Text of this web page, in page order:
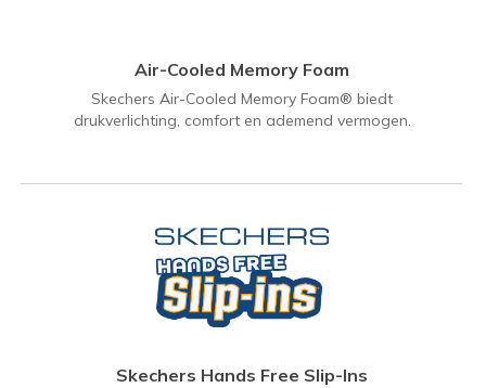
Air-Cooled Memory Foam
Skechers Air-Cooled Memory Foam® biedt
drukverlichting, comfort en ademend vermogen.
Skechers Hands Free Slip-Ins